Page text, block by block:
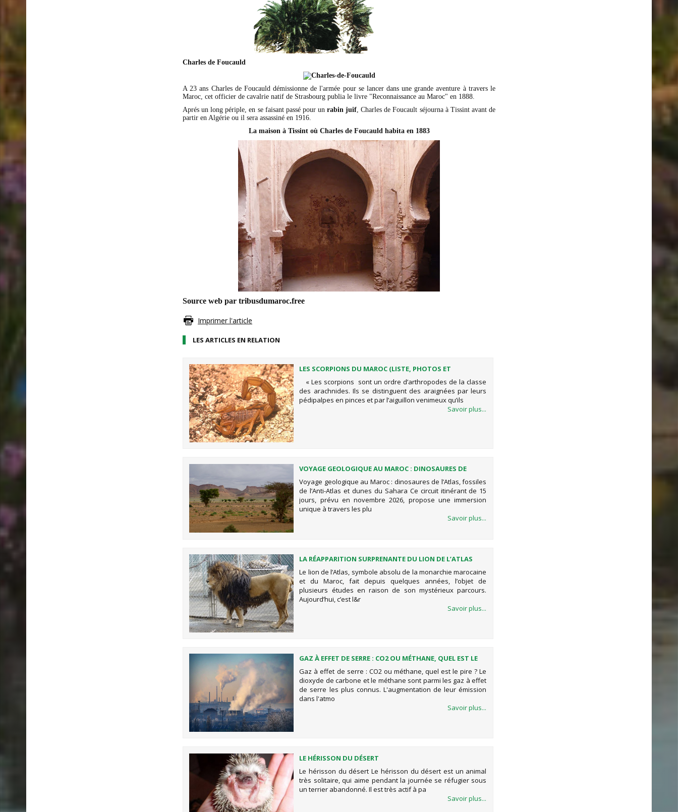
Charles de Foucauld
A 23 ans Charles de Foucauld démissionne de l'armée pour se lancer dans une grande aventure à travers le
Maroc, cet officier de cavalrie natif de Strasbourg publia le livre "Reconnaissance au Maroc" en 1888.
Aprés un long périple, en se faisant passé pour unrabin juif , Charles de Foucault séjourna à Tissint avant de
partir en Algérie ou il sera assassiné en 1916.
La maison à Tissint où Charles de Foucauld habita en 1883
Source web par tribusdumaroc.free
Imprimer l'article
LES ARTICLES EN RELATION
LES SCORPIONS DU MAROC (LISTE, PHOTOS ET
PRÉCAUTIONS)
« Les scorpions sont un ordre d’arthropodes de la classe
des arachnides. Ils se distinguent des araignées par leurs
pédipalpes en pinces et par l’aiguillon venimeux qu’ils
Savoir plus...
VOYAGE GEOLOGIQUE AU MAROC : DINOSAURES DE
L’ATLAS, FOSSILES DE L’ANTI-ATLAS ET DUNES DU
SAHARA
Voyage geologique au Maroc : dinosaures de l’Atlas, fossiles
de l’Anti-Atlas et dunes du Sahara Ce circuit itinérant de 15
jours, prévu en novembre 2026, propose une immersion
unique à travers les plu
Savoir plus...
LA RÉAPPARITION SURPRENANTE DU LION DE L’ATLAS
DURANT LES ANNÉES 70
Le lion de l’Atlas, symbole absolu de la monarchie marocaine
et du Maroc, fait depuis quelques années, l’objet de
plusieurs études en raison de son mystérieux parcours.
Aujourd’hui, c’est l&r
Savoir plus...
GAZ À EFFET DE SERRE : CO2 OU MÉTHANE, QUEL EST LE
PIRE ?
Gaz à effet de serre : CO2 ou méthane, quel est le pire ? Le
dioxyde de carbone et le méthane sont parmi les gaz à effet
de serre les plus connus. L'augmentation de leur émission
dans l'atmo
Savoir plus...
LE HÉRISSON DU DÉSERT
Le hérisson du désert Le hérisson du désert est un animal
très solitaire, qui aime pendant la journée se réfugier sous
un terrier abandonné. Il est très actif à pa
Savoir plus...